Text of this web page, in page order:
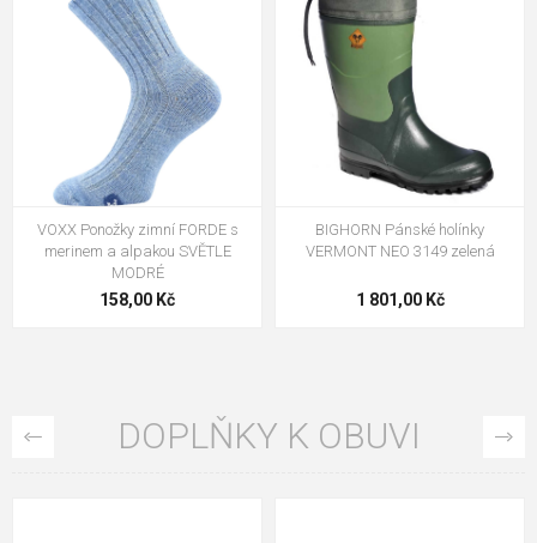
VOXX Ponožky zimní FORDE s
merinem a alpakou SVĚTLE
MODRÉ
158,00 Kč
BIGHORN Pánské holínky
VERMONT NEO 3149 zelená
1 801,00 Kč
DOPLŇKY K OBUVI